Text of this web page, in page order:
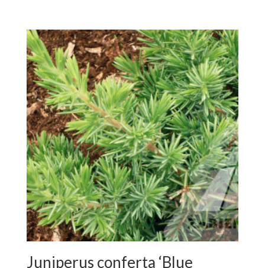
Juniperus conferta ‘Blue